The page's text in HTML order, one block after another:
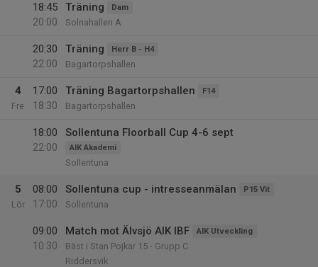
18:45
20:00
Träning Dam
Solnahallen A
20:30
22:00
Träning Herr B - H4
Bagartorpshallen
4
Fre
17:00
18:30
Träning Bagartorpshallen F14
Bagartorpshallen
18:00
22:00
Sollentuna Floorball Cup 4-6 sept
AIK Akademi
Sollentuna
5
Lör
08:00
17:00
Sollentuna cup - intresseanmälan P15 Vit
Sollentuna
09:00
10:30
Match mot Älvsjö AIK IBF AIK Utveckling
Bäst i Stan Pojkar 15 - Grupp C
Riddersvik